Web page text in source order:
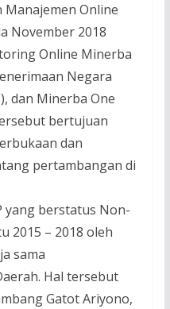
Manajemen Online
November 2018
Online Minerba
Negara
dan Minerba One
bertujuan
dan
pertambangan di
yang berstatus Non-
2015 – 2018 oleh
sama
Hal tersebut
Gatot Ariyono,